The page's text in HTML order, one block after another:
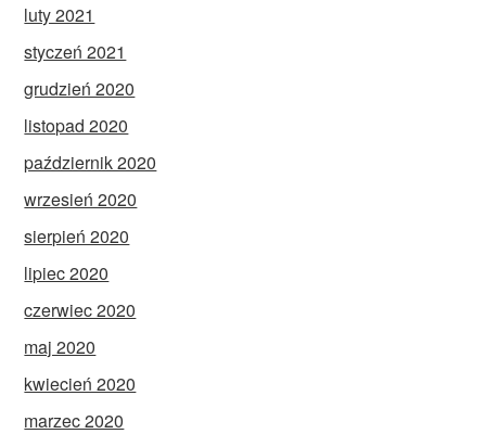
luty 2021
styczeń 2021
grudzień 2020
listopad 2020
październik 2020
wrzesień 2020
sierpień 2020
lipiec 2020
czerwiec 2020
maj 2020
kwiecień 2020
marzec 2020